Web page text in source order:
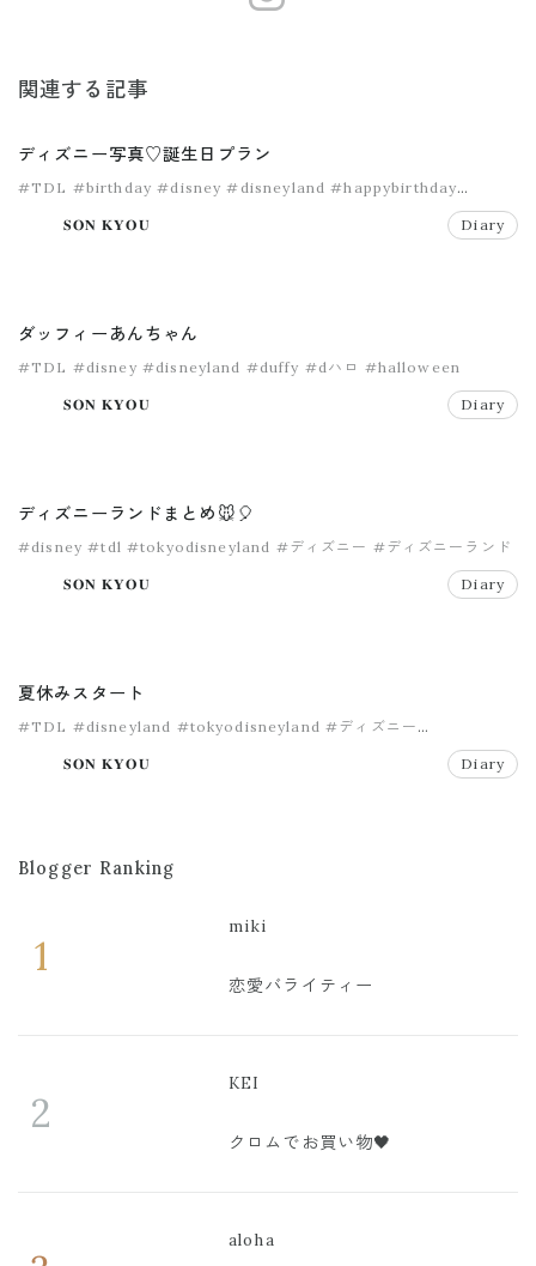
関連する記事
ディズニー写真♡誕生日プラン
#TDL #birthday #disney #disneyland #happybirthday
𝐒𝐎𝐍 𝐊𝐘𝐎𝐔
Diary
ダッフィーあんちゃん
#TDL #disney #disneyland #duffy #dハロ #halloween
𝐒𝐎𝐍 𝐊𝐘𝐎𝐔 Diary
ディズニーランドまとめ🐭🎈
#disney #tdl #tokyodisneyland #ディズニー #ディズニーランド
𝐒𝐎𝐍 𝐊𝐘𝐎𝐔 Diary
夏休みスタート
#TDL #disneyland #tokyodisneyland #ディズニー
𝐒𝐎𝐍 𝐊𝐘𝐎𝐔
Diary
Blogger Ranking
1
miki
恋愛バライティー
2
KEI
クロムでお買い物🖤
aloha